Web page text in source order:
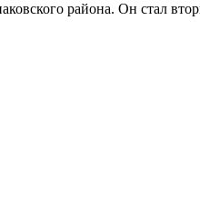
района. Он стал